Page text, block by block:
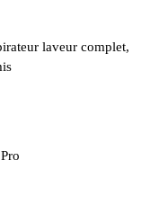
laveur complet,